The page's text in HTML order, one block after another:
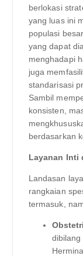
berlokasi
yang luas ini
populasi
yang dapat
menghadapi
juga
standarisasi
Sambil
konsisten,
berdasarkan
Layanan Inti
Landasan
rangkaian
termasuk,